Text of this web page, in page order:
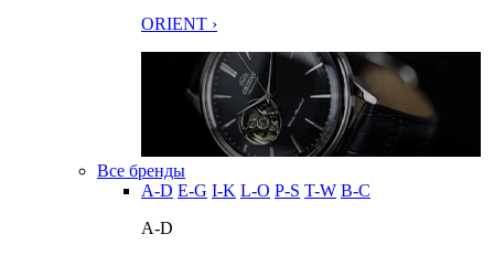
ORIENT ›
Все бренды
A-D E-G I-K L-O P-S T-W В-С
A-D